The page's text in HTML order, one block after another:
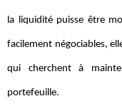
la liquidité puisse être
facilement négociables,
qui cherchent à
portefeuille.